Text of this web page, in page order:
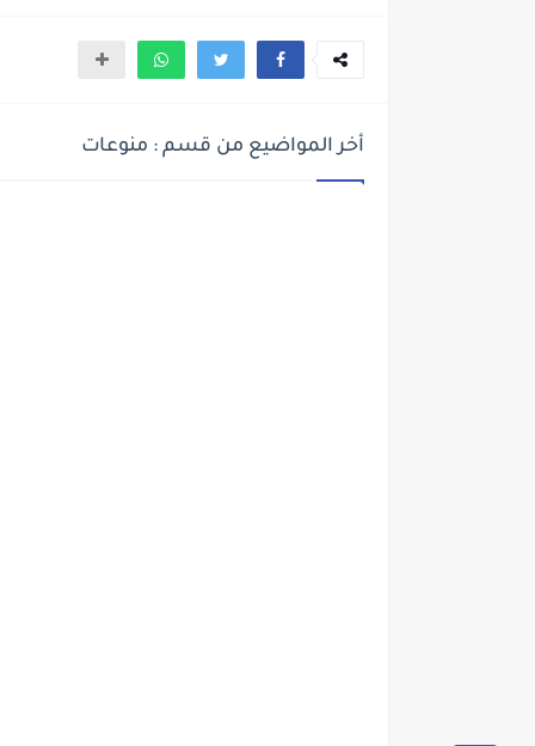
أخر المواضيع من قسم : منوعات